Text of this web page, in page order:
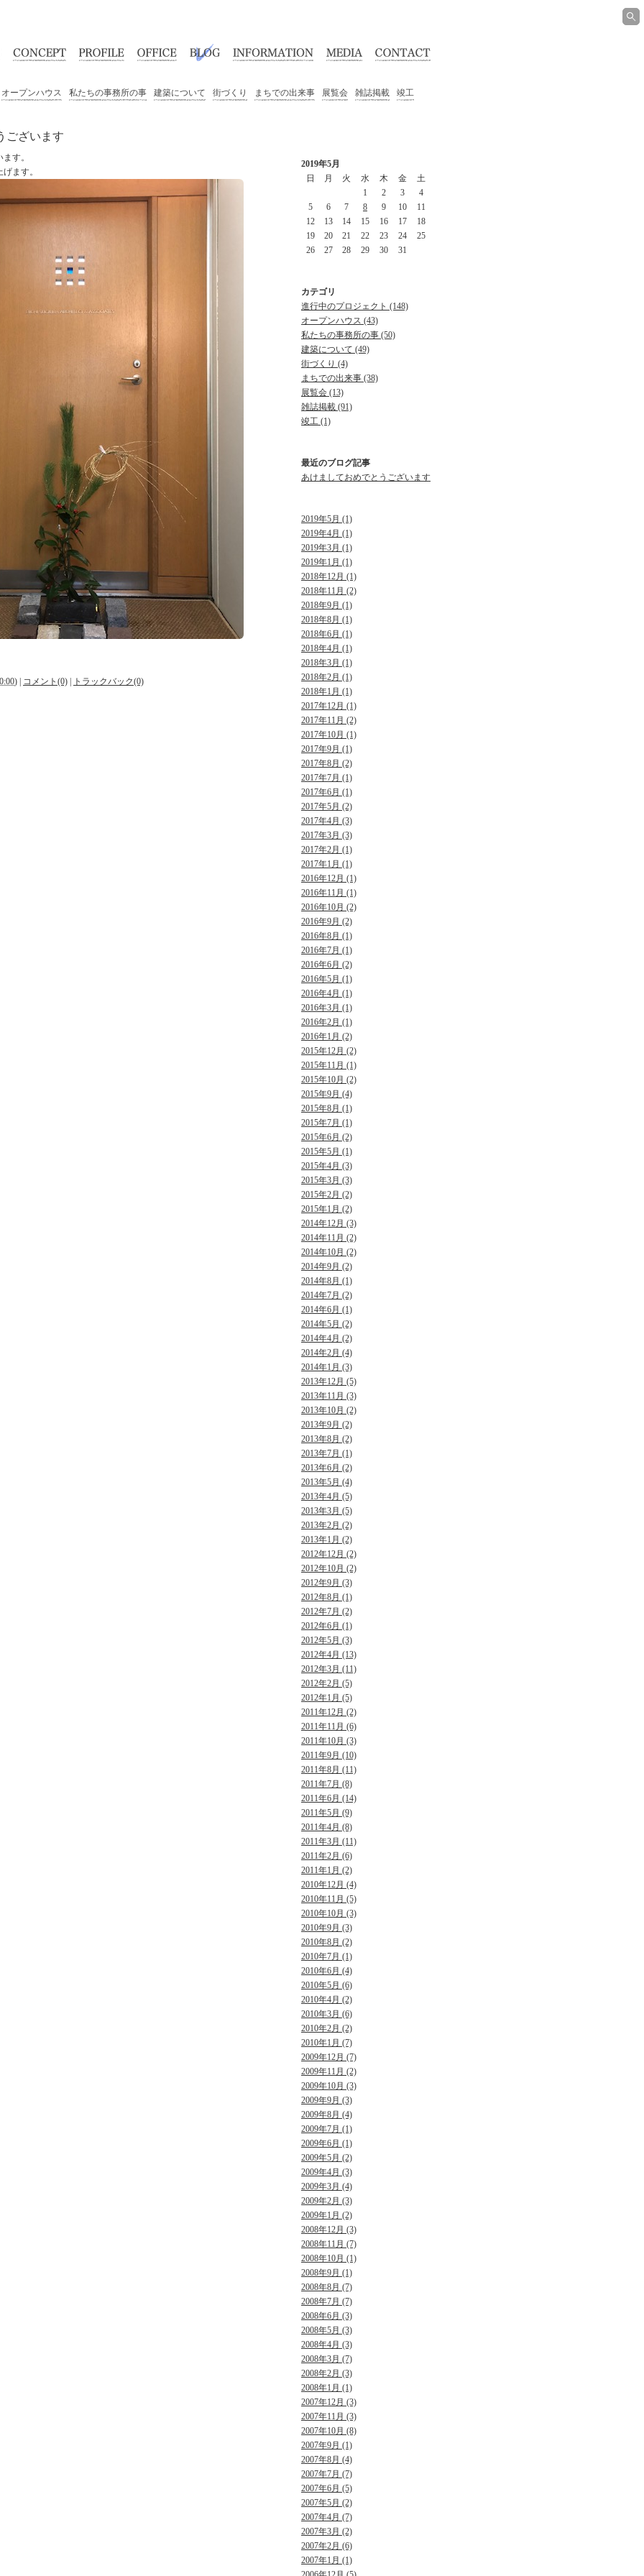
オープンハウス 私たちの事務所の事 建築について 街づくり まちでの出来事 展覧会 雑誌掲載 竣工
ございます
す。
ます。
) コメント(0) トラックバック(0)
2019年5月
日
月 火 水 木 金
土
1
2 3
4
5
6 7 8 9 10
11
12
13 14 15 16 17
18
19
20 21 22 23 24
25
26
27 28 29 30 31
カテゴリ
進行中のプロジェクト (148)
オープンハウス (43)
私たちの事務所の事 (50)
建築について (49)
街づくり (4)
まちでの出来事 (38)
展覧会 (13)
雑誌掲載 (91)
竣工 (1)
最近のブログ記事
あけましておめでとうございます
2019年5月 (1)
2019年4月 (1)
2019年3月 (1)
2019年1月 (1)
2018年12月 (1)
2018年11月 (2)
2018年9月 (1)
2018年8月 (1)
2018年6月 (1)
2018年4月 (1)
2018年3月 (1)
2018年2月 (1)
2018年1月 (1)
2017年12月 (1)
2017年11月 (2)
2017年10月 (1)
2017年9月 (1)
2017年8月 (2)
2017年7月 (1)
2017年6月 (1)
2017年5月 (2)
2017年4月 (3)
2017年3月 (3)
2017年2月 (1)
2017年1月 (1)
2016年12月 (1)
2016年11月 (1)
2016年10月 (2)
2016年9月 (2)
2016年8月 (1)
2016年7月 (1)
2016年6月 (2)
2016年5月 (1)
2016年4月 (1)
2016年3月 (1)
2016年2月 (1)
2016年1月 (2)
2015年12月 (2)
2015年11月 (1)
2015年10月 (2)
2015年9月 (4)
2015年8月 (1)
2015年7月 (1)
2015年6月 (2)
2015年5月 (1)
2015年4月 (3)
2015年3月 (3)
2015年2月 (2)
2015年1月 (2)
2014年12月 (3)
2014年11月 (2)
2014年10月 (2)
2014年9月 (2)
2014年8月 (1)
2014年7月 (2)
2014年6月 (1)
2014年5月 (2)
2014年4月 (2)
2014年2月 (4)
2014年1月 (3)
2013年12月 (5)
2013年11月 (3)
2013年10月 (2)
2013年9月 (2)
2013年8月 (2)
2013年7月 (1)
2013年6月 (2)
2013年5月 (4)
2013年4月 (5)
2013年3月 (5)
2013年2月 (2)
2013年1月 (2)
2012年12月 (2)
2012年10月 (2)
2012年9月 (3)
2012年8月 (1)
2012年7月 (2)
2012年6月 (1)
2012年5月 (3)
2012年4月 (13)
2012年3月 (11)
2012年2月 (5)
2012年1月 (5)
2011年12月 (2)
2011年11月 (6)
2011年10月 (3)
2011年9月 (10)
2011年8月 (11)
2011年7月 (8)
2011年6月 (14)
2011年5月 (9)
2011年4月 (8)
2011年3月 (11)
2011年2月 (6)
2011年1月 (2)
2010年12月 (4)
2010年11月 (5)
2010年10月 (3)
2010年9月 (3)
2010年8月 (2)
2010年7月 (1)
2010年6月 (4)
2010年5月 (6)
2010年4月 (2)
2010年3月 (6)
2010年2月 (2)
2010年1月 (7)
2009年12月 (7)
2009年11月 (2)
2009年10月 (3)
2009年9月 (3)
2009年8月 (4)
2009年7月 (1)
2009年6月 (1)
2009年5月 (2)
2009年4月 (3)
2009年3月 (4)
2009年2月 (3)
2009年1月 (2)
2008年12月 (3)
2008年11月 (7)
2008年10月 (1)
2008年9月 (1)
2008年8月 (7)
2008年7月 (7)
2008年6月 (3)
2008年5月 (3)
2008年4月 (3)
2008年3月 (7)
2008年2月 (3)
2008年1月 (1)
2007年12月 (3)
2007年11月 (3)
2007年10月 (8)
2007年9月 (1)
2007年8月 (4)
2007年7月 (7)
2007年6月 (5)
2007年5月 (2)
2007年4月 (7)
2007年3月 (2)
2007年2月 (6)
2007年1月 (1)